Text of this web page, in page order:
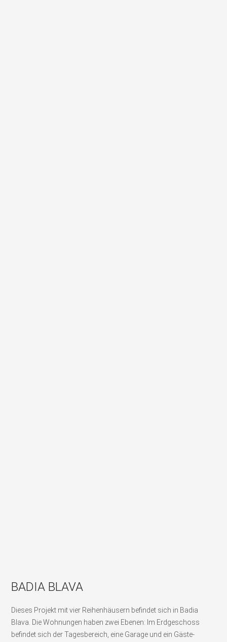
BADIA BLAVA
Dieses Projekt mit vier Reihenhäusern befindet sich in Badia
Blava. Die Wohnungen haben zwei Ebenen: Im Erdgeschoss
befindet sich der Tagesbereich, eine Garage und ein Gäste-